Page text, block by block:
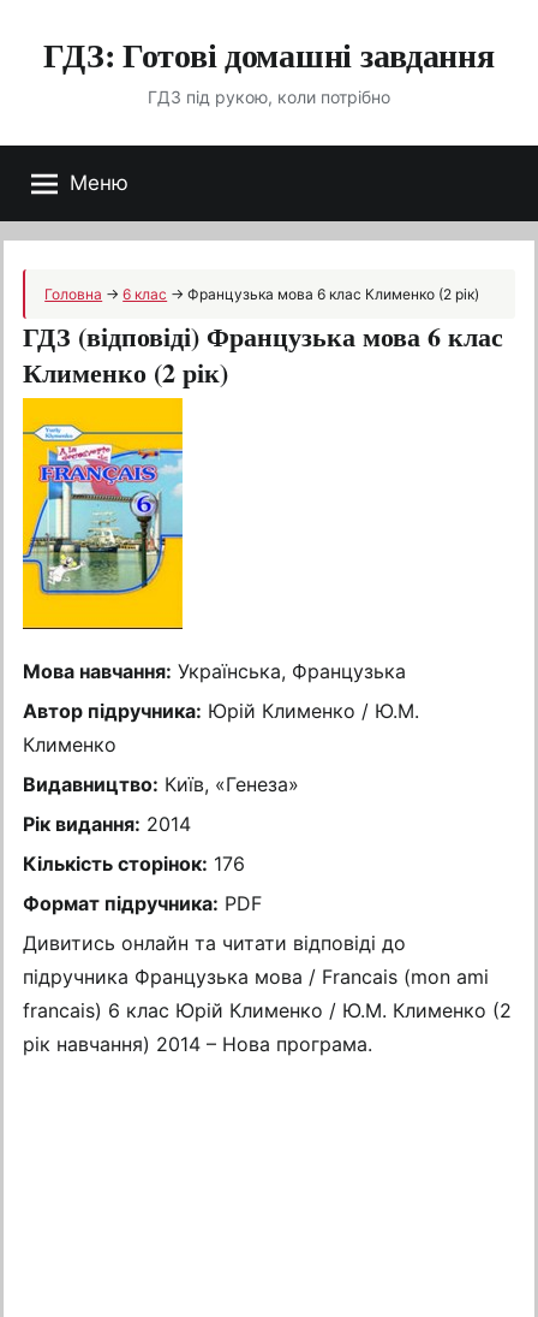
ГДЗ: Готові домашні завдання
ГДЗ під рукою, коли потрібно
Меню
Головна →6 клас →Французька мова 6 клас Клименко (2 рік)
ГДЗ (відповіді) Французька мова 6 клас
Клименко (2 рік)
Мова навчання: Українська, Французька
Автор підручника: Юрій Клименко / Ю.М.
Клименко
Видавництво: Київ, «Генеза»
Рік видання: 2014
Кількість сторінок: 176
Формат підручника: PDF
Дивитись онлайн та читати відповіді до
підручника Французька мова / Francais (mon ami
francais) 6 клас Юрій Клименко / Ю.М. Клименко (2
рік навчання) 2014 – Нова програма.